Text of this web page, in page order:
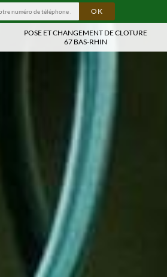
POSE ET CHANGEMENT DE CLOTURE
67 BAS-RHIN